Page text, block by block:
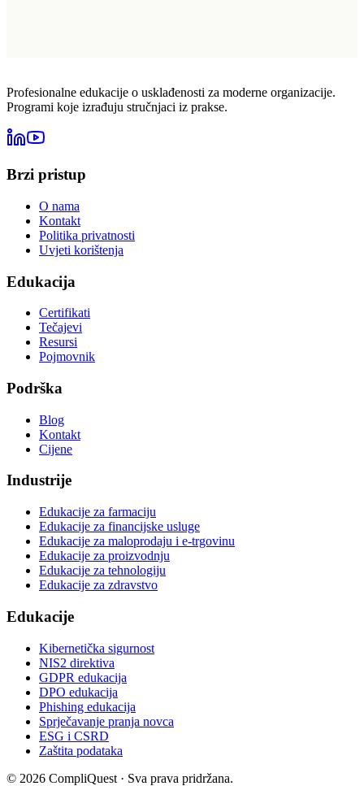
Profesionalne edukacije o usklađenosti za moderne organizacije.
Programi koje izrađuju stručnjaci iz prakse.
Brzi pristup
O nama
Kontakt
Politika privatnosti
Uvjeti korištenja
Edukacija
Certifikati
Tečajevi
Resursi
Pojmovnik
Podrška
Blog
Kontakt
Cijene
Industrije
Edukacije za farmaciju
Edukacije za financijske usluge
Edukacije za maloprodaju i e-trgovinu
Edukacije za proizvodnju
Edukacije za tehnologiju
Edukacije za zdravstvo
Edukacije
Kibernetička sigurnost
NIS2 direktiva
GDPR edukacija
DPO edukacija
Phishing edukacija
Sprječavanje pranja novca
ESG i CSRD
Zaštita podataka
© 2026 CompliQuest · Sva prava pridržana.